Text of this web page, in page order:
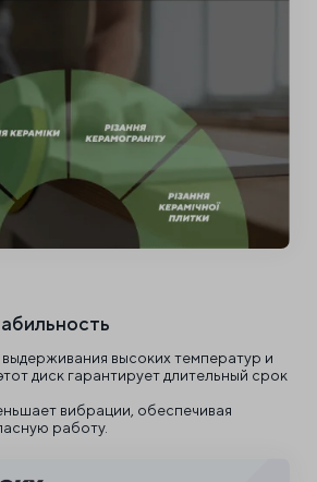
высоких температур и
диск гарантирует длительный срок
вибрации, обеспечивая
работу.